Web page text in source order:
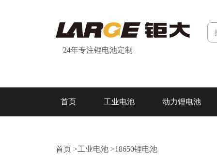
24年专注锂电池定制
首页 工业电池 动力锂电池
首页 >工业电池 >18650锂电池